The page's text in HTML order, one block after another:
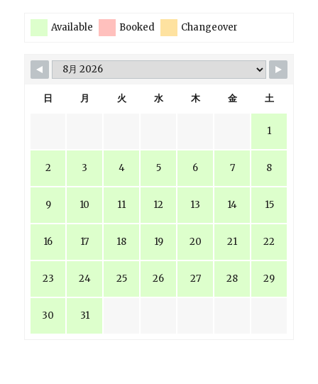
Available Booked Changeover
日 月 火 水 木 金 土
1
2 3 4 5 6 7 8
9 10 11 12 13 14 15
16 17 18 19 20 21 22
23 24 25 26 27 28 29
30 31